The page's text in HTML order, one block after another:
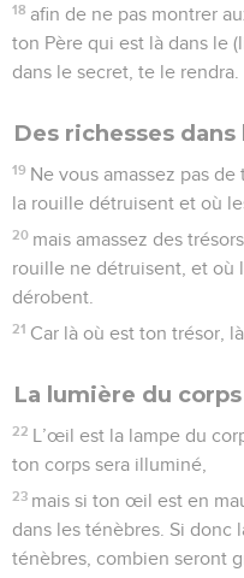
18 afin de ne pas montrer
ton Père qui est là dans le
dans le secret, te le rendra.
Des richesses dans
19 Ne vous amassez pas
la rouille détruisent et où
20 mais amassez des
rouille ne détruisent, et où
dérobent.
21 Car là où est ton trésor,
La lumière du corps
22 L’œil est la lampe du
ton corps sera illuminé,
23 mais si ton œil est en
dans les ténèbres. Si donc
ténèbres, combien seront